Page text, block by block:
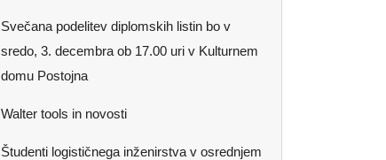
Svečana podelitev diplomskih listin bo v
sredo, 3. decembra ob 17.00 uri v Kulturnem
domu Postojna
Walter tools in novosti
Študenti logističnega inženirstva v osrednjem